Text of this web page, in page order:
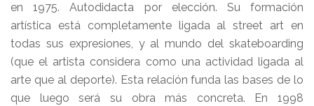
en 1975. Autodidacta por elección. Su formación
artística está completamente ligada al street art en
todas sus expresiones, y al mundo del skateboarding
(que el artista considera como una actividad ligada al
arte que al deporte). Esta relación funda las bases de lo
que luego será su obra más concreta. En 1998